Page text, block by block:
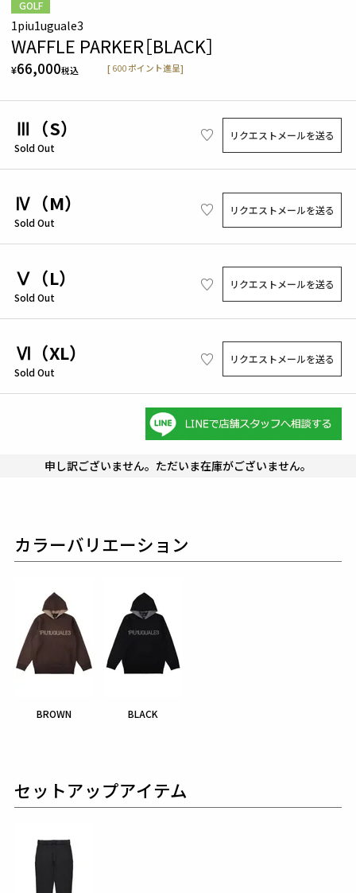
GOLF
1piu1uguale3
WAFFLE PARKER［BLACK］
¥66,000税込 [ 600 ポイント進呈]
Ⅲ（S）
Sold Out
リクエストメールを送る
Ⅳ（M）
Sold Out
リクエストメールを送る
Ⅴ（L）
Sold Out
リクエストメールを送る
Ⅵ（XL）
Sold Out
リクエストメールを送る
申し訳ございません。ただいま在庫がございません。
カラーバリエーション
BROWN BLACK
セットアップアイテム